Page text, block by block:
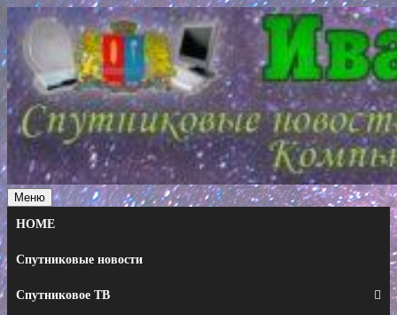
Перейти
к
содержимому
Меню
HOME
Спутниковые новости
Спутниковое ТВ